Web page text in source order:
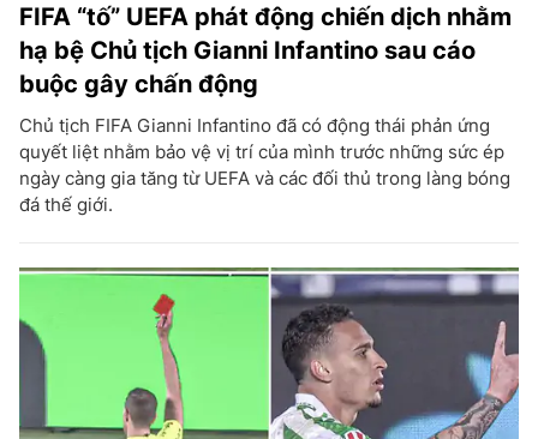
FIFA “tố” UEFA phát động chiến dịch nhằm
hạ bệ Chủ tịch Gianni Infantino sau cáo
buộc gây chấn động
Chủ tịch FIFA Gianni Infantino đã có động thái phản ứng
quyết liệt nhằm bảo vệ vị trí của mình trước những sức ép
ngày càng gia tăng từ UEFA và các đối thủ trong làng bóng
đá thế giới.